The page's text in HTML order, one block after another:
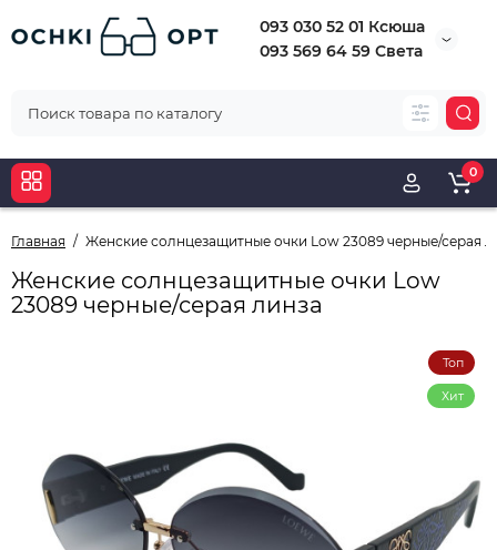
093 030 52 01 Ксюша
093 569 64 59 Света
0
Главная Женские солнцезащитные очки Low 23089 черные/серая
Женские солнцезащитные очки Low
23089 черные/серая линза
Топ
Хит